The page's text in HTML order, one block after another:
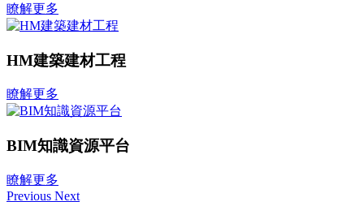
瞭解更多
HM建築建材工程
瞭解更多
BIM知識資源平台
瞭解更多
Previous Next